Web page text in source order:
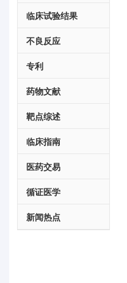
临床试验结果
不良反应
专利
药物文献
靶点综述
临床指南
医药交易
循证医学
新闻热点